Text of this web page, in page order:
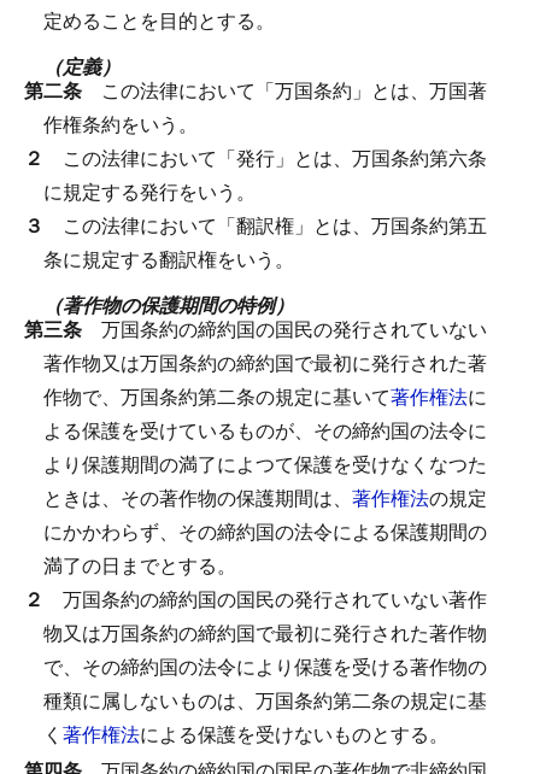
定めることを目的とする。
（定義）
第二条 この法律において「万国条約」とは、万国著
作権条約をいう。
２ この法律において「発行」とは、万国条約第六条
に規定する発行をいう。
３ この法律において「翻訳権」とは、万国条約第五
条に規定する翻訳権をいう。
（著作物の保護期間の特例）
第三条 万国条約の締約国の国民の発行されていない
著作物又は万国条約の締約国で最初に発行された著
作物で、万国条約第二条の規定に基いて著作権法に
よる保護を受けているものが、その締約国の法令に
より保護期間の満了によつて保護を受けなくなつた
ときは、その著作物の保護期間は、 著作権法の規定
にかかわらず、その締約国の法令による保護期間の
満了の日までとする。
２ 万国条約の締約国の国民の発行されていない著作
物又は万国条約の締約国で最初に発行された著作物
で、その締約国の法令により保護を受ける著作物の
種類に属しないものは、万国条約第二条の規定に基
く 著作権法による保護を受けないものとする。